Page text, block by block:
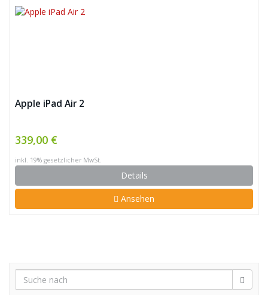
Apple iPad Air 2
339,00 €
inkl. 19% gesetzlicher MwSt.
Details
Ansehen